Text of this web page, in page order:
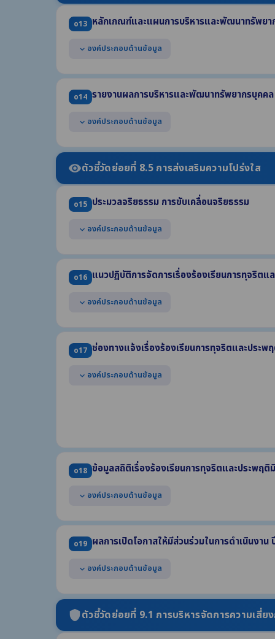
แสดงข้อมูลสรุปผลการจัดซื้อจัดจ้างฯ รายเดือน ปี พ.ศ.
แสดงในรูปแบบไฟล์อย่างน้อย 2 รูปแบบ คือ .pdf และ
o13 หลักเกณฑ์และแผนการบริหารและพัฒนาทรัพย
expand_more องค์ประกอบด้านข้อมูล
แสดงหลักเกณฑ์การบริหารทรัพยากรบุคคลเพื่อความโปร่
(1) การสรรหาและคัดเลือกบุคลากร (2) การบรรจุและแต่งตั้ง
(3) การย้าย การโอน หรือการเลื่อน (4) การประเมินผลการปฏิ
แสดงแผนการบริหารทรัพยากรบุคคล ซึ่งบังคับใช้ในปี พ.
o14 รายงานผลการบริหารและพัฒนาทรัพยากรบุคค
expand_more องค์ประกอบด้านข้อมูล
แสดงผลการบริหารทรัพยากรบุคคล ประจำปี พ.ศ. 2568
(1) รายการหรือกิจกรรมการบริหารทรัพยากรบุคคล (2) ผลกา
(3) ช่วงระยะเวลาในการดำเนินการ
(4) ข้อมูลสถิติกรอบอัตรากำลัง กรอบมีเงิน กรอบคนครอง (
แสดงผลการพัฒนาทรัพยากรบุคคล ประจำปี พ.ศ. 2568
visibilityตัวชี้วัดย่อยที่ 8.5 การส่งเสริมความโปร่งใส
o15 ประมวลจริยธรรม การขับเคลื่อนจริยธรรม
expand_more องค์ประกอบด้านข้อมูล
แสดงประมวลจริยธรรมสำหรับเจ้าหน้าที่ของรัฐ
แสดงผลการเสริมสร้างมาตรฐานทางจริยธรรมให้แก่เจ้า
(1) การจัดตั้งทีมให้คำปรึกษาตอบคำถามทางจริยธรรม
(2) แนวปฏิบัติ Dos & Don'ts
o16 แนวปฏิบัติการจัดการเรื่องร้องเรียนการทุจริตแ
expand_more องค์ประกอบด้านข้อมูล
แสดงคู่มือหรือแนวทางการดำเนินการต่อเรื่องร้องเรียน
ด้วย
(1) รายละเอียดข้อมูลที่ผู้ร้องควรรู้ (2) ช่องทางแจ้งเรื่องร้อง
(3) ขั้นตอนหรือวิธีการจัดการ (4) ส่วนงานที่รับผิดชอบ (5) ระ
o17 ช่องทางแจ้งเรื่องร้องเรียนการทุจริตและประพ
expand_more องค์ประกอบด้านข้อมูล
o18 ข้อมูลสถิติเรื่องร้องเรียนการทุจริตและประพฤ
expand_more องค์ประกอบด้านข้อมูล
แสดงข้อมูลสถิติเรื่องร้องเรียนการทุจริตและประพฤติมิช
(1) จำนวนเรื่องร้องเรียนทั้งหมด (2) จำนวนเรื่องที่ดำเนินการ
(3) จำนวนเรื่องที่อยู่ระหว่างดำเนินการ
o19 ผลการเปิดโอกาสให้มีส่วนร่วมในการดำเนินงา
expand_more องค์ประกอบด้านข้อมูล
แสดงผลการเปิดโอกาสให้ผู้มีส่วนได้ส่วนเสียภายนอกได้มี
งาน ปี พ.ศ. 2569 ที่เกี่ยวข้องกับ
- การมีส่วนร่วมในการกำหนดนโยบาย - การร่วมวางแผน - ก
- การร่วมแลกเปลี่ยนความคิดเห็น - การร่วมติดตามประเมินผ
shieldตัวชี้วัดย่อยที่ 9.1 การบริหารจัดการความเสี่ย